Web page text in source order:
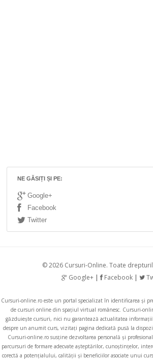
NE GĂSIȚI ȘI PE:
Google+
Facebook
Twitter
© 2026 Cursuri-Online. Toate
Google+ | Facebook |
Cursuri-online.ro este un portal specializat în identificarea și
de cursuri online din spațiul virtual românesc. Cursuri-
găzduiește cursuri, nici nu garantează actualitatea
despre un anumit curs, vizitați pagina dedicată pusă la
Cursuri-online.ro susține dezvoltarea personală și
parcursuri de formare adecvate așteptărilor, cunoștințelor,
corectă a potențialului, calității și beneficiilor asociate unui